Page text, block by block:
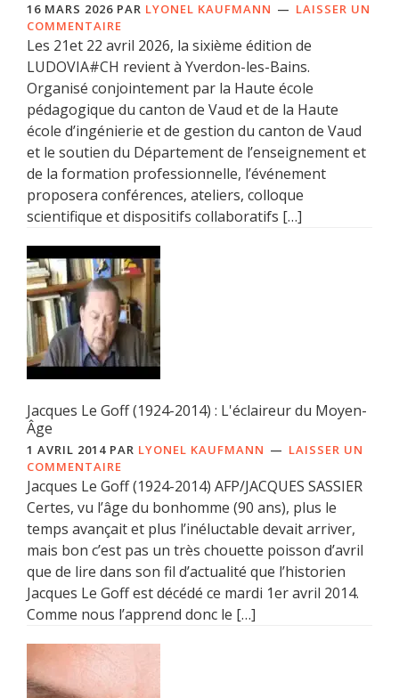
16 MARS 2026 PAR LYONEL KAUFMANN
LAISSER UN
COMMENTAIRE
Les 21et 22 avril 2026, la sixième édition de
LUDOVIA#CH revient à Yverdon-les-Bains.
Organisé conjointement par la Haute école
pédagogique du canton de Vaud et de la Haute
école d’ingénierie et de gestion du canton de Vaud
et le soutien du Département de l’enseignement et
de la formation professionnelle, l’événement
proposera conférences, ateliers, colloque
scientifique et dispositifs collaboratifs […]
Jacques Le Goff (1924-2014) : L'éclaireur du Moyen-
Âge
1 AVRIL 2014 PAR LYONEL KAUFMANN
LAISSER UN
COMMENTAIRE
Jacques Le Goff (1924-2014) AFP/JACQUES SASSIER
Certes, vu l’âge du bonhomme (90 ans), plus le
temps avançait et plus l’inéluctable devait arriver,
mais bon c’est pas un très chouette poisson d’avril
que de lire dans son fil d’actualité que l’historien
Jacques Le Goff est décédé ce mardi 1er avril 2014.
Comme nous l’apprend donc le […]